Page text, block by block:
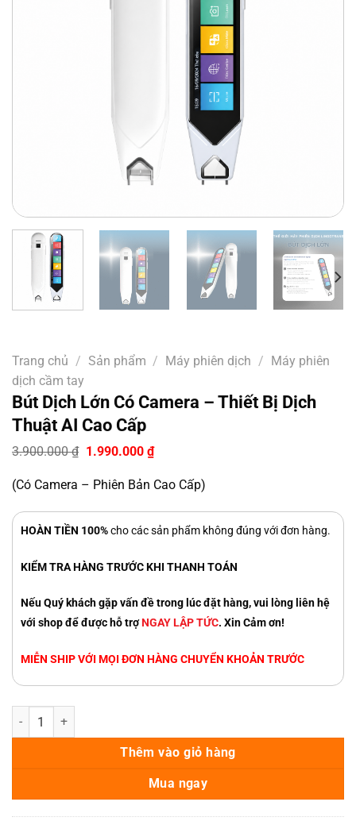
Trang chủ / Sản phẩm / Máy phiên dịch / Máy phiên
dịch cầm tay
Bút Dịch Lớn Có Camera – Thiết Bị Dịch
Thuật AI Cao Cấp
3.900.000₫ Giá
là:
3.900.000 ₫.
1.990.000 ₫Giá
tại
là:
(Có Camera – Phiên Bản Cao Cấp)
HOÀN TIỀN 100%cho các sản phẩm không đúng với đơn hàng.
KIỂM TRA HÀNG TRƯỚC KHI THANH TOÁN
Nếu Quý khách gặp vấn đề trong lúc đặt hàng, vui lòng liên hệ
với shop để được hỗ trợNGAY LẬP TỨC. Xin Cảm ơn!
MIỄN SHIP VỚI MỌI ĐƠN HÀNG CHUYỂN KHOẢN TRƯỚC
Bút Dịch Lớn Có Camera – Thiết Bị Dịch Thuật AI Cao Cấp số lượng
Thêm vào giỏ hàng
Mua ngay